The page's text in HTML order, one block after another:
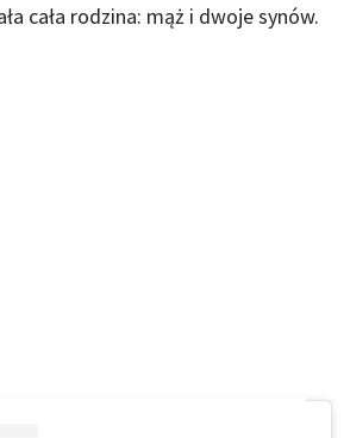
cała rodzina: mąż i dwoje synów.